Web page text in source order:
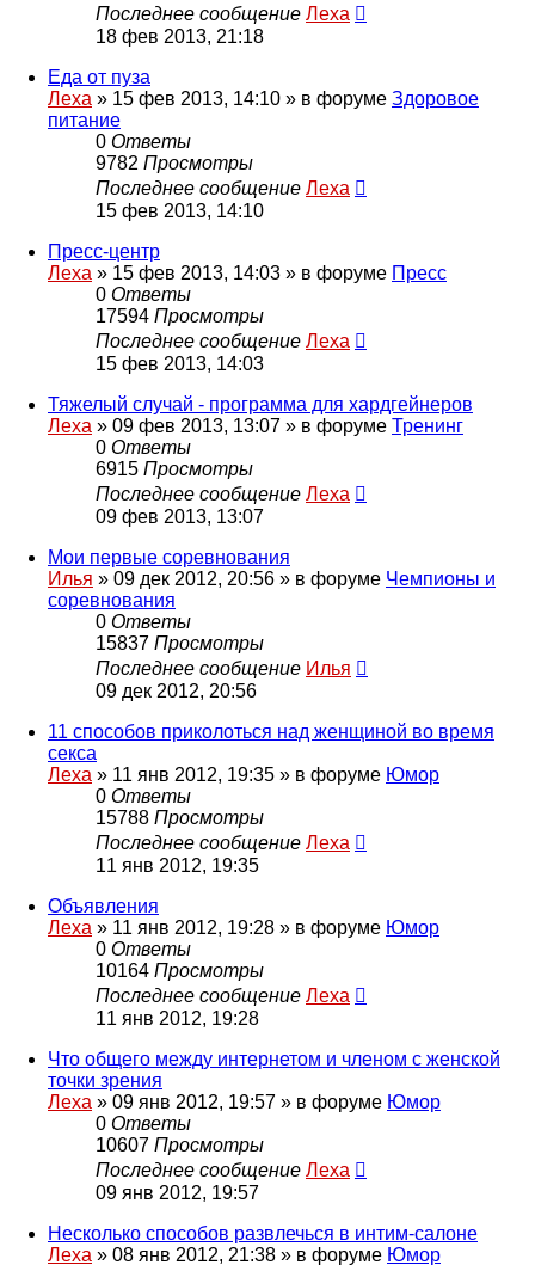
Последнее сообщение Леха
18 фев 2013, 21:18
Еда от пуза
Леха » 15 фев 2013, 14:10 » в форуме Здоровое
питание
0 Ответы
9782 Просмотры
Последнее сообщение Леха
15 фев 2013, 14:10
Пресс-центр
Леха » 15 фев 2013, 14:03 » в форуме Пресс
0 Ответы
17594 Просмотры
Последнее сообщение Леха
15 фев 2013, 14:03
Тяжелый случай - программа для хардгейнеров
Леха » 09 фев 2013, 13:07 » в форуме Тренинг
0 Ответы
6915 Просмотры
Последнее сообщение Леха
09 фев 2013, 13:07
Мои первые соревнования
Илья » 09 дек 2012, 20:56 » в форуме Чемпионы и
соревнования
0 Ответы
15837 Просмотры
Последнее сообщение Илья
09 дек 2012, 20:56
11 способов приколоться над женщиной во время
секса
Леха » 11 янв 2012, 19:35 » в форуме Юмор
0 Ответы
15788 Просмотры
Последнее сообщение Леха
11 янв 2012, 19:35
Объявления
Леха » 11 янв 2012, 19:28 » в форуме Юмор
0 Ответы
10164 Просмотры
Последнее сообщение Леха
11 янв 2012, 19:28
Что общего между интернетом и членом с женской
точки зрения
Леха » 09 янв 2012, 19:57 » в форуме Юмор
0 Ответы
10607 Просмотры
Последнее сообщение Леха
09 янв 2012, 19:57
Несколько способов развлечься в интим-салоне
Леха » 08 янв 2012, 21:38 » в форуме Юмор